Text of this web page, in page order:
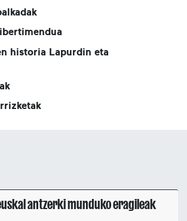
historia Lapurdin eta
antzerki munduko eragileak